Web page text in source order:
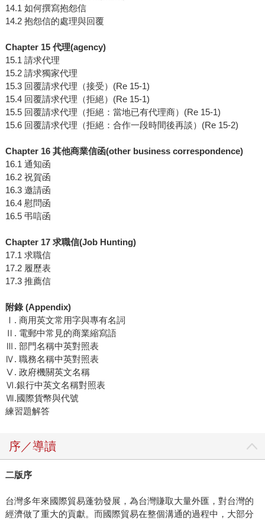
14.1 如何撰寫抱怨信
14.2 抱怨信的處理與回覆
Chapter 15 代理(agency)
15.1 請求代理
15.2 請求獨家代理
15.3 回覆請求代理（接受）(Re 15-1)
15.4 回覆請求代理（拒絕）(Re 15-1)
15.5 回覆請求代理（拒絕：當地已有代理商）(Re 15-1)
15.6 回覆請求代理（拒絕：合作一段時間後再談）(Re 15-2)
Chapter 16 其他商業信函(other business correspondence)
16.1 通知函
16.2 祝賀函
16.3 邀請函
16.4 慰問函
16.5 弔唁函
Chapter 17 求職信(Job Hunting)
17.1 求職信
17.2 履歷表
17.3 推薦信
附錄 (Appendix)
Ⅰ. 商用英文常用字與專有名詞
Ⅱ. 電郵中常見的商業縮寫語
Ⅲ. 部門名稱中英對照表
Ⅳ. 職務名稱中英對照表
Ⅴ. 政府機關英文名稱
Ⅵ.銀行中英文名稱對照表
Ⅶ.國際貨幣與代號
練習題解答
序／導讀
二版序
台灣多年來國際貿易蓬勃發展，為台灣賺取大量外匯，對台灣的
經濟做了重大的貢獻。而國際貿易在整個溝通的過程中，大部分